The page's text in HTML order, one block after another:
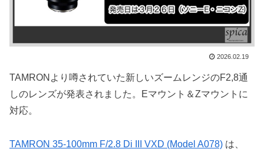
2026.02.19
TAMRONより噂されていた新しいズームレンジのF2,8通
しのレンズが発表されました。Eマウント＆Zマウントに
対応。
TAMRON 35-100mm F/2.8 Di III VXD (Model A078) は、